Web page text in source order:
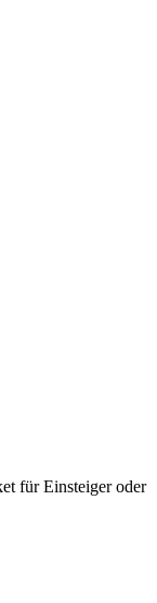
für Einsteiger oder